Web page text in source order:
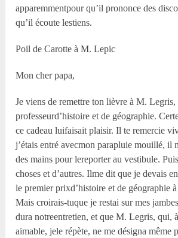
apparemmentpour qu’il prononce des
qu’il écoute lestiens.
Poil de Carotte à M. Lepic
Mon cher papa,
Je viens de remettre ton lièvre à M. Legris,
professeurd’histoire et de géographie.
ce cadeau luifaisait plaisir. Il te remercie
j’étais entré avecmon parapluie mouillé, il
des mains pour lereporter au vestibule.
choses et d’autres. Ilme dit que je devais
le premier prixd’histoire et de géographie
Mais croirais-tuque je restai sur mes
dura notreentretien, et que M. Legris, qui,
aimable, jele répète, ne me désigna même